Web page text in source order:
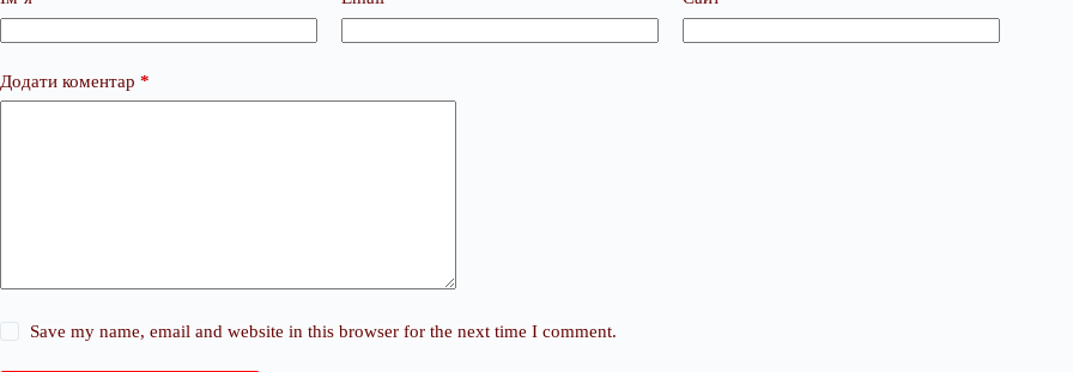
Додати коментар *
Save my name, email and website in this browser for the next time I comment.